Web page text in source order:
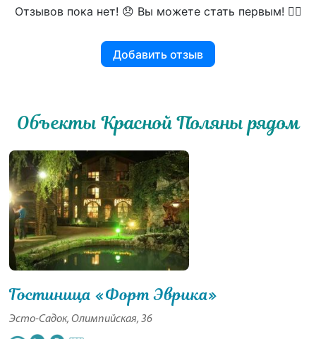
Отзывов пока нет! 😞 Вы можете стать первым! 👍🏻
Добавить отзыв
Объекты Красной Поляны рядом
Гостиница «Форт Эврика»
Эсто-Садок, Олимпийская, 36